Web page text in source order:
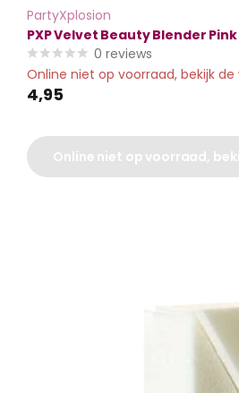
PartyXplosion
PXP Velvet Beauty Blender
0 reviews
Online niet op voorraad, bekijk
4,95
Online niet op voorraad,